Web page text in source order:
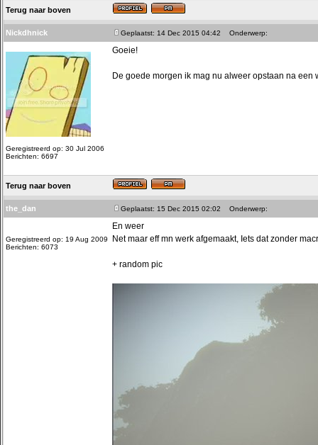
Terug naar boven
Nickdhnick Geplaatst: 14 Dec 2015 04:42 Onderwerp:
Geregistreerd op: 30 Jul 2006
Berichten: 6697
Goeie!
De goede morgen ik mag nu alweer opstaan na een
Terug naar boven
the_dan Geplaatst: 15 Dec 2015 02:02 Onderwerp:
Geregistreerd op: 19 Aug 2009
Berichten: 6073
En weer
Net maar eff mn werk afgemaakt, Iets dat zonder
+ random pic